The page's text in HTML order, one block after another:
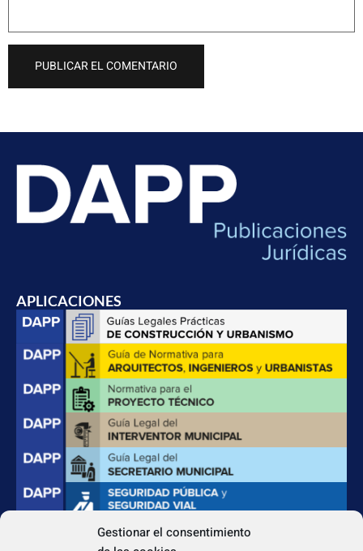
Gestionar el consentimiento
APLICACIONES